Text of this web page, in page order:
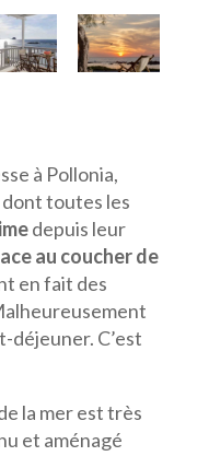
à Pollonia,
dont toutes les
depuis leur
au coucher de
en fait des
déjeuner. C’est
la mer est très
et aménagé